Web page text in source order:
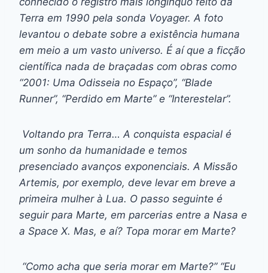
Terra em 1990 pela sonda Voyager. A foto
levantou o debate sobre a existência humana
em meio a um vasto universo. É aí que a ficção
científica nada de braçadas com obras como
“2001: Uma Odisseia no Espaço”, “Blade
Runner”, “Perdido em Marte” e “Interestelar”.
Voltando pra Terra… A conquista espacial é
um sonho da humanidade e temos
presenciado avanços exponenciais. A Missão
Artemis, por exemplo, deve levar em breve a
primeira mulher à Lua. O passo seguinte é
seguir para Marte, em parcerias entre a Nasa e
a Space X. Mas, e aí? Topa morar em Marte?
“Como acha que seria morar em Marte?” “Eu